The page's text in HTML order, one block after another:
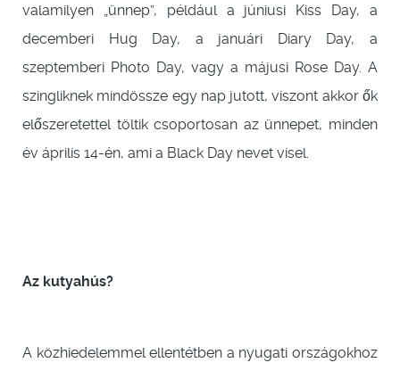
valamilyen „ünnep”, például a júniusi Kiss Day, a
decemberi Hug Day, a januári Diary Day, a
szeptemberi Photo Day, vagy a májusi Rose Day. A
szingliknek mindössze egy nap jutott, viszont akkor ők
előszeretettel töltik csoportosan az ünnepet, minden
év április 14-én, ami a Black Day nevet visel.
Az kutyahús?
A közhiedelemmel ellentétben a nyugati országokhoz